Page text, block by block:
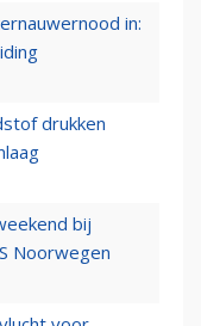
in:
drukken
bij
Noorwegen